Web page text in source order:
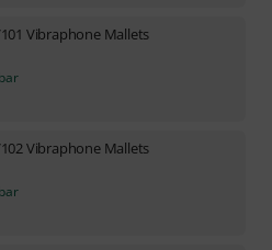
Vibraphone Mallets
Vibraphone Mallets